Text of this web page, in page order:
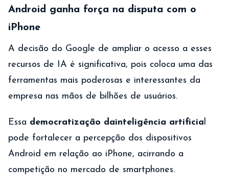
Android ganha força na disputa com o
iPhone
A decisão do Google de ampliar o acesso a esses
recursos de IA é significativa, pois coloca uma das
ferramentas mais poderosas e interessantes da
empresa nas mãos de bilhões de usuários.
Essa democratização dainteligência artificial
pode fortalecer a percepção dos dispositivos
Android em relação ao iPhone, acirrando a
competição no mercado de smartphones.